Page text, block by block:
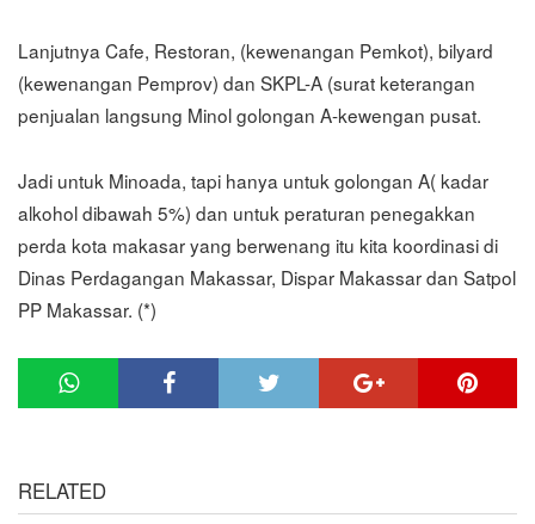
Lanjutnya Cafe, Restoran, (kewenangan Pemkot), bilyard
(kewenangan Pemprov) dan SKPL-A (surat keterangan
penjualan langsung Minol golongan A-kewengan pusat.
Jadi untuk Minoada, tapi hanya untuk golongan A( kadar
alkohol dibawah 5%) dan untuk peraturan penegakkan
perda kota makasar yang berwenang itu kita koordinasi di
Dinas Perdagangan Makassar, Dispar Makassar dan Satpol
PP Makassar. (*)
RELATED